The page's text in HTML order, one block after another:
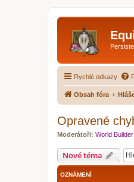
Rychlé odkazy
Obsah fóra
Opravené
Moderátoři: World Builder
Nové téma
OZNÁMENÍ